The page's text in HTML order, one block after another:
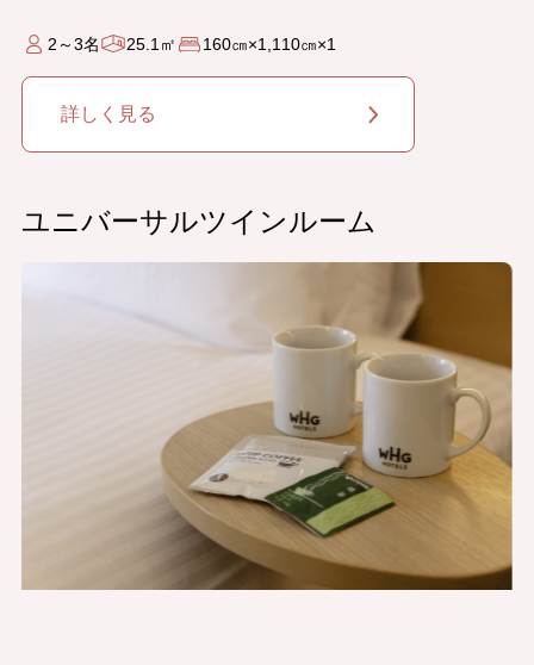
2～3名 25.1㎡ 160㎝×1,110㎝×1
詳しく見る
ユニバーサルツインルーム